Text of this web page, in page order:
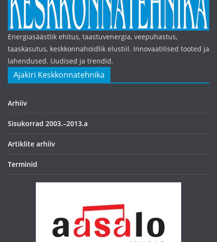
Energiasäästlik ehitus, taastuvenergia, veepuhastus,
taaskasutus, keskkonnahoidlik elustiil. Innovaatilised tooted ja
lahendused. Uudised ja trendid.
Ajakiri Keskkonnatehnika
Arhiiv
Sisukorrad 2003.–2013.a
Artiklite arhiiv
Terminid